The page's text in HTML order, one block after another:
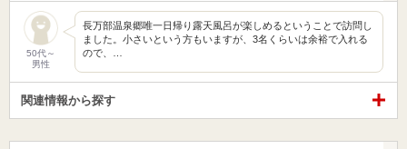
50代～
男性
長万部温泉郷唯一日帰り露天風呂が楽しめるということで訪問し
ました。小さいという方もいますが、3名くらいは余裕で入れる
ので、…
関連情報から探す